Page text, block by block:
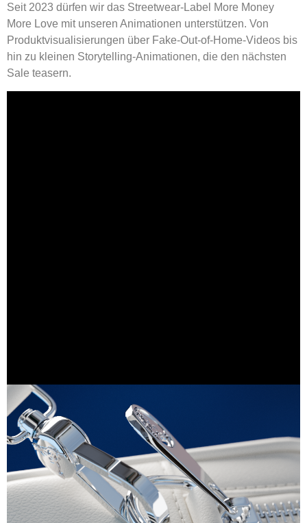
Seit 2023 dürfen wir das Streetwear-Label More Money
More Love mit unseren Animationen unterstützen. Von
Produktvisualisierungen über Fake-Out-of-Home-Videos bis
hin zu kleinen Storytelling-Animationen, die den nächsten
Sale teasern.